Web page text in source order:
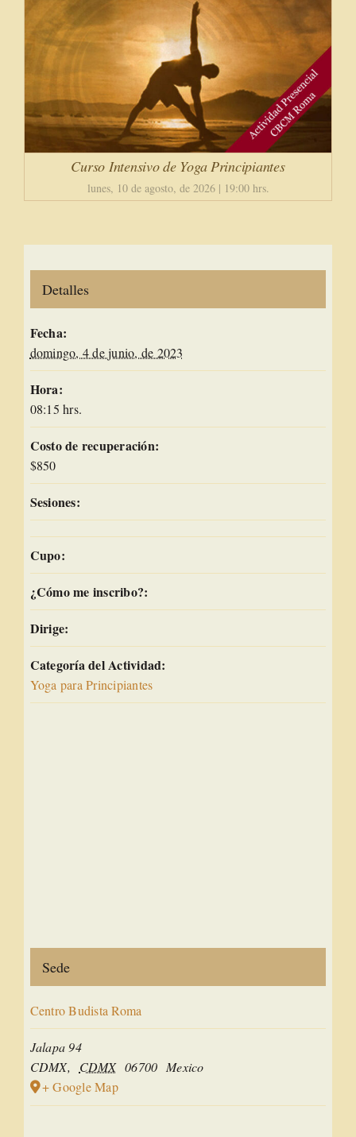
Curso Intensivo de Yoga Principiantes
lunes, 10 de agosto, de 2026 | 19:00 hrs.
Detalles
Fecha:
domingo, 4 de junio, de 2023
Hora:
08:15 hrs.
Costo de recuperación:
$850
Sesiones:
Cupo:
¿Cómo me inscribo?:
Dirige:
Categoría del Actividad:
Yoga para Principiantes
Sede
Centro Budista Roma
Jalapa 94
CDMX, CDMX 06700 Mexico
+ Google Map